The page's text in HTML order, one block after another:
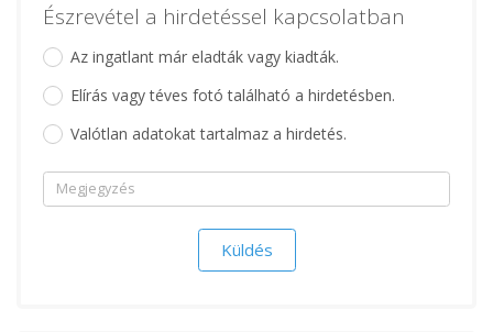
Észrevétel a hirdetéssel kapcsolatban
Az ingatlant már eladták vagy kiadták.
Elírás vagy téves fotó található a hirdetésben.
Valótlan adatokat tartalmaz a hirdetés.